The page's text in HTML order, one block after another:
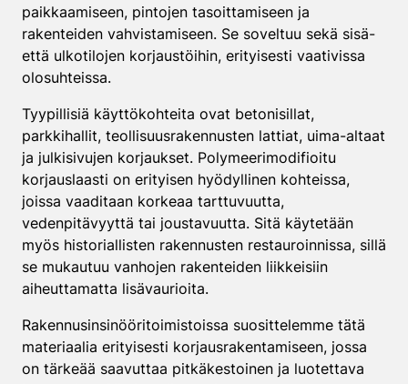
paikkaamiseen, pintojen tasoittamiseen ja
rakenteiden vahvistamiseen. Se soveltuu sekä sisä-
että ulkotilojen korjaustöihin, erityisesti vaativissa
olosuhteissa.
Tyypillisiä käyttökohteita ovat betonisillat,
parkkihallit, teollisuusrakennusten lattiat, uima-altaat
ja julkisivujen korjaukset. Polymeerimodifioitu
korjauslaasti on erityisen hyödyllinen kohteissa,
joissa vaaditaan korkeaa tarttuvuutta,
vedenpitävyyttä tai joustavuutta. Sitä käytetään
myös historiallisten rakennusten restauroinnissa, sillä
se mukautuu vanhojen rakenteiden liikkeisiin
aiheuttamatta lisävaurioita.
Rakennusinsinööritoimistoissa suosittelemme tätä
materiaalia erityisesti korjausrakentamiseen, jossa
on tärkeää saavuttaa pitkäkestoinen ja luotettava